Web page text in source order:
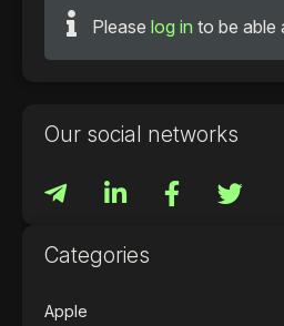
Please log in to be able
Our social networks
Categories
Apple